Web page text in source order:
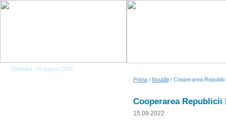
Sâmbătă, 08 august 2026
Prima / Noutăţi / Cooperarea
Cooperarea
15.09.2022